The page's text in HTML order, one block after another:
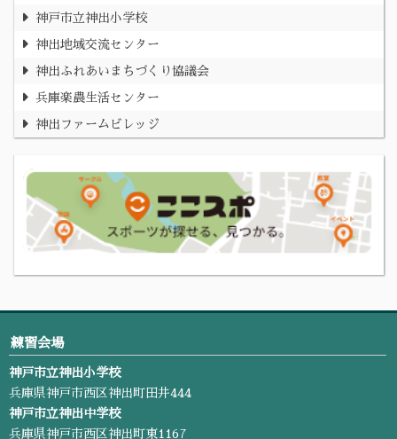
神戸市立神出小学校
神出地域交流センター
神出ふれあいまちづくり協議会
兵庫楽農生活センター
神出ファームビレッジ
練習会場
神戸市立神出小学校
兵庫県神戸市西区神出町田井444
神戸市立神出中学校
兵庫県神戸市西区神出町東1167